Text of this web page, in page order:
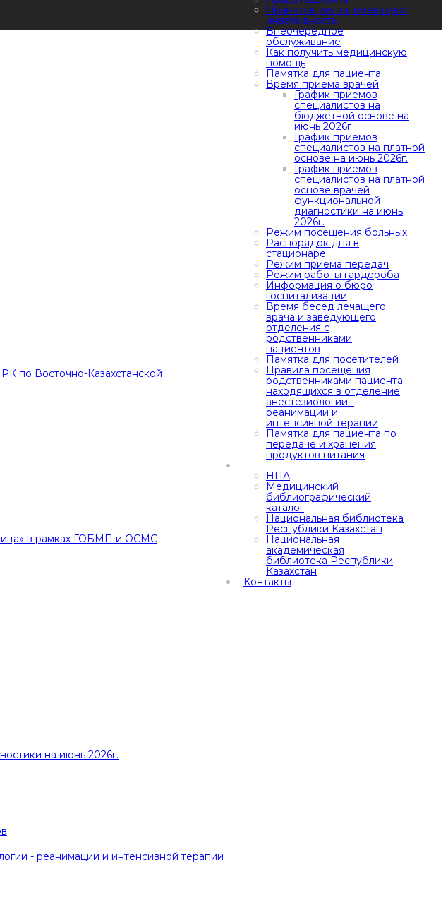
Права пациента, имеющего
инвалидность
Внеочередное
обслуживание
Как получить медицинскую
помощь
Памятка для пациента
Время приема врачей
График приемов
специалистов на
бюджетной основе на
июнь 2026г
График приемов
специалистов на платной
основе на июнь 2026г.
График приемов
специалистов на платной
основе врачей
функциональной
диагностики на июнь
2026г.
Режим посещения больных
Распорядок дня в
стационаре
Режим приема передач
Режим работы гардероба
Информация о бюро
госпитализации
Время бесед лечащего
врача и заведующего
отделения с
родственниками
пациентов
Памятка для посетителей
Правила посещения
родственниками пациента
находящихся в отделение
анестезиологии -
реанимации и
интенсивной терапии
Памятка для пациента по
передаче и хранения
продуктов питания
НПА
Медицинский
библиографический
каталог
Национальная библиотека
Республики Казахстан
Национальная
академическая
библиотека Республики
Казахстан
Контакты
по Восточно-Казахстанской
в рамках ГОБМП и ОСМС
на июнь 2026г.
- реанимации и интенсивной терапии